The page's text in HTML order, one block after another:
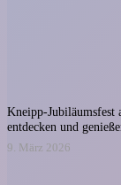
Kneipp-Jubiläumsfest
entdecken und
9. März 2026